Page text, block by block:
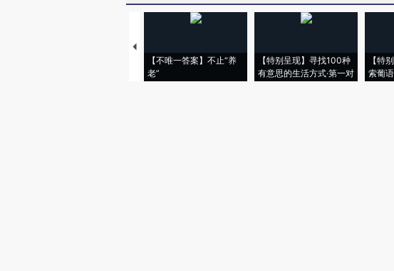
【不唯一答案】不止“养
老”
【特别呈现】寻找100种
有意思的生活方式·第一对
【特
索葡